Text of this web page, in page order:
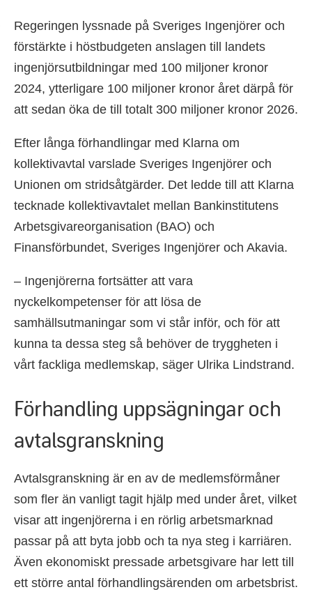
Regeringen lyssnade på Sveriges Ingenjörer och
förstärkte i höstbudgeten anslagen till landets
ingenjörsutbildningar med 100 miljoner kronor
2024, ytterligare 100 miljoner kronor året därpå för
att sedan öka de till totalt 300 miljoner kronor 2026.
Efter långa förhandlingar med Klarna om
kollektivavtal varslade Sveriges Ingenjörer och
Unionen om stridsåtgärder. Det ledde till att Klarna
tecknade kollektivavtalet mellan Bankinstitutens
Arbetsgivareorganisation (BAO) och
Finansförbundet, Sveriges Ingenjörer och Akavia.
– Ingenjörerna fortsätter att vara
nyckelkompetenser för att lösa de
samhällsutmaningar som vi står inför, och för att
kunna ta dessa steg så behöver de tryggheten i
vårt fackliga medlemskap, säger Ulrika Lindstrand.
Förhandling uppsägningar och
avtalsgranskning
Avtalsgranskning är en av de medlemsförmåner
som fler än vanligt tagit hjälp med under året, vilket
visar att ingenjörerna i en rörlig arbetsmarknad
passar på att byta jobb och ta nya steg i karriären.
Även ekonomiskt pressade arbetsgivare har lett till
ett större antal förhandlingsärenden om arbetsbrist.